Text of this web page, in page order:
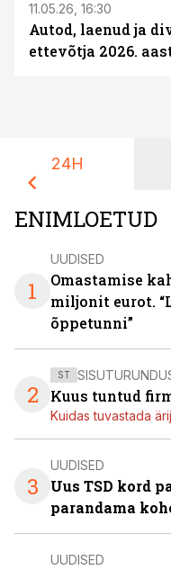
11.05.26, 16:30
Autod, laenud ja
ettevõtja 2026.
24H
ENIMLOETUD
1
UUDISED
Omastamise
miljonit eurot.
õppetunni”
2
ST
Kuus tuntud
Kuidas tuvastada
3
UUDISED
Uus TSD kord
parandama
UUDISED